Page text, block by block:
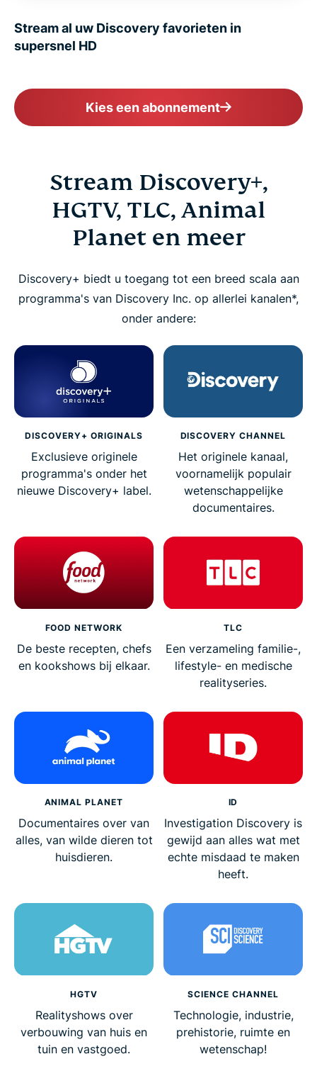
Stream al uw Discovery favorieten in
supersnel HD
Kies een abonnement
Stream Discovery+,
HGTV, TLC, Animal
Planet en meer
Discovery+ biedt u toegang tot een breed scala aan
programma's van Discovery Inc. op allerlei kanalen*,
onder andere:
DISCOVERY+ ORIGINALS
Exclusieve originele
programma's onder het
nieuwe Discovery+ label.
DISCOVERY CHANNEL
Het originele kanaal,
voornamelijk populair
wetenschappelijke
documentaires.
FOOD NETWORK
De beste recepten, chefs
en kookshows bij elkaar.
TLC
Een verzameling familie-,
lifestyle- en medische
realityseries.
ANIMAL PLANET
Documentaires over van
alles, van wilde dieren tot
huisdieren.
ID
Investigation Discovery is
gewijd aan alles wat met
echte misdaad te maken
heeft.
HGTV
Realityshows over
verbouwing van huis en
tuin en vastgoed.
SCIENCE CHANNEL
Technologie, industrie,
prehistorie, ruimte en
wetenschap!